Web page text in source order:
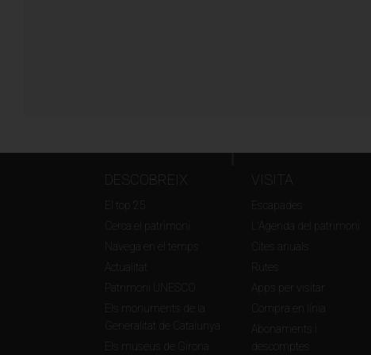
DESCOBREIX
El top 25
Cerca el patrimoni
Navega en el temps
Actualitat
Patrimoni UNESCO
Els monuments de la
Generalitat de Catalunya
Els museus de Girona
VISITA
Escapades
L'Agenda del patrimoni
Cites anuals
Rutes
Apps per visitar
Compra en línia
Abonaments i
descomptes